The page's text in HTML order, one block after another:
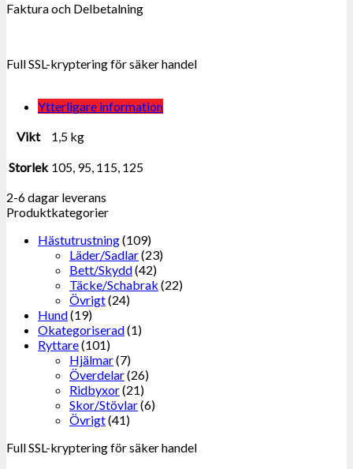
Faktura och Delbetalning
Full SSL-kryptering för säker handel
Ytterligare information
Vikt
1,5 kg
Storlek 105, 95, 115, 125
2-6 dagar leverans
Produktkategorier
Hästutrustning(109)
Läder/Sadlar(23)
Bett/Skydd(42)
Täcke/Schabrak (22)
Övrigt(24)
Hund(19)
Okategoriserad(1)
Ryttare(101)
Hjälmar(7)
Överdelar(26)
Ridbyxor(21)
Skor/Stövlar(6)
Övrigt(41)
Full SSL-kryptering för säker handel